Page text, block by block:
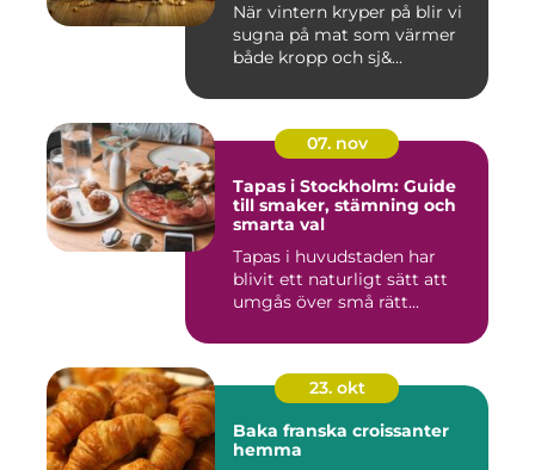
När vintern kryper på blir vi
sugna på mat som värmer
både kropp och sj&...
07. nov
Tapas i Stockholm: Guide
till smaker, stämning och
smarta val
Tapas i huvudstaden har
blivit ett naturligt sätt att
umgås över små rätt...
23. okt
Baka franska croissanter
hemma